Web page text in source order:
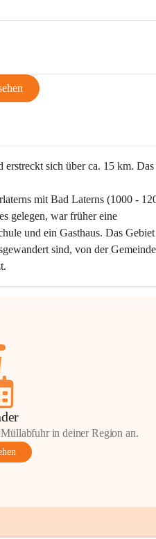
erstreckt sich über ca. 15 km. Das
mit Bad Laterns (1000 -
gelegen, war früher eine
und ein Gasthaus. Das Gebiet
sind, von der Gemeinde
in deiner Region an.